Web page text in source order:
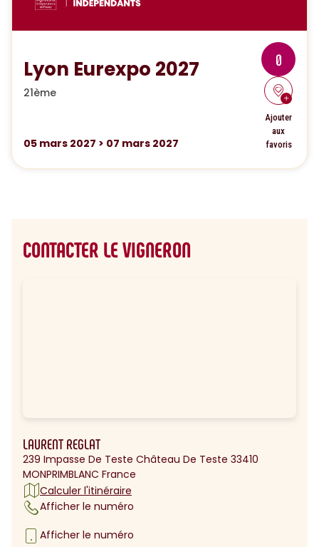
Lyon Eurexpo 2027
21ème
05 mars 2027 > 07 mars 2027
0
Ajouter
aux
favoris
CONTACTER LE VIGNERON
LAURENT REGLAT
239 Impasse De Teste Château De Teste 33410
MONPRIMBLANC France
Calculer l'itinéraire
Afficher le numéro
Afficher le numéro